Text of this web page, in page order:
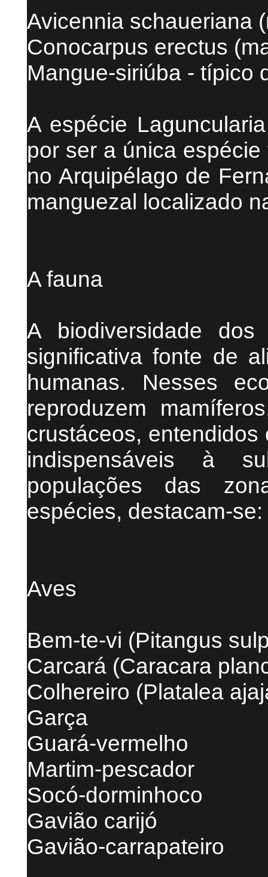
Avicennia schaueriana
Conocarpus erectus
Mangue-siriúba - típico
A espécie
por ser a única
no Arquipélago de
manguezal localizado
A fauna
A biodiversidade
significativa fonte de
humanas. Nesses
reproduzem
crustáceos,
indispensáveis à
populações das
espécies, destacam-se:
Aves
Bem-te-vi (Pitangus
Carcará (Caracara
Colhereiro (Platalea
Garça
Guará-vermelho
Martim-pescador
Socó-dorminhoco
Gavião carijó
Gavião-carrapateiro